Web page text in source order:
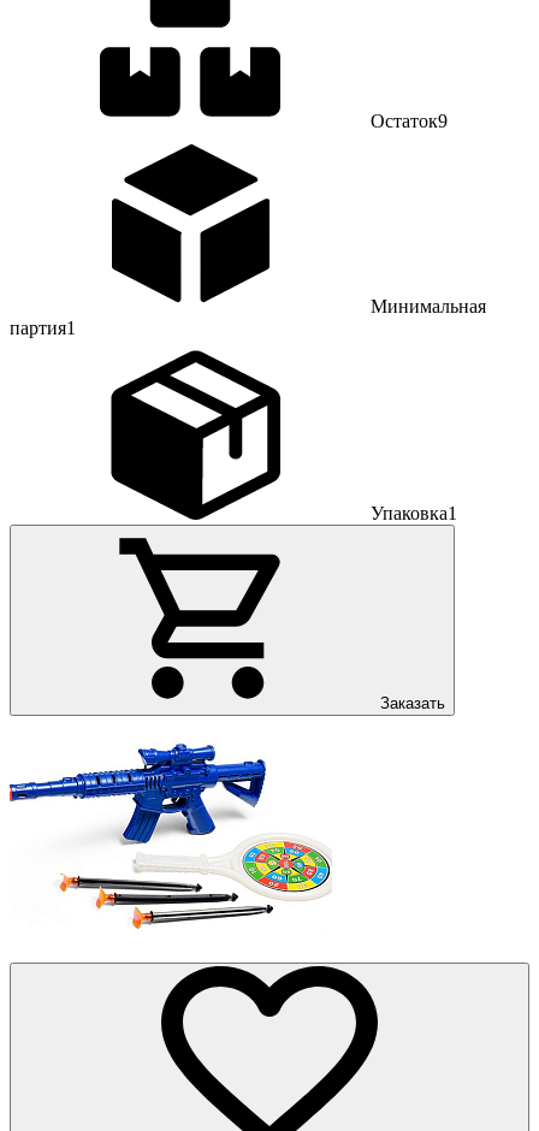
Остаток9
Минимальная
партия1
Упаковка1
Заказать